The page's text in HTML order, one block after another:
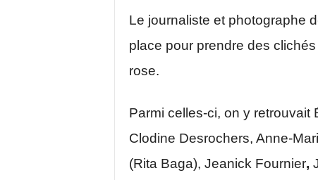
Le journaliste et photographe
place pour prendre des
rose.
Parmi celles-ci, on y retrouvait
Clodine Desrochers, Anne-
(Rita Baga), Jeanick Fournier,